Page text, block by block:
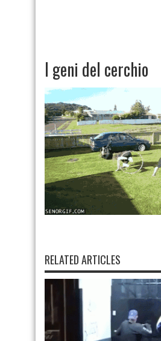
I geni del cerchio
RELATED ARTICLES